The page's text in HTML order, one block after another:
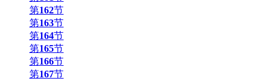
第162节
第163节
第164节
第165节
第166节
第167节